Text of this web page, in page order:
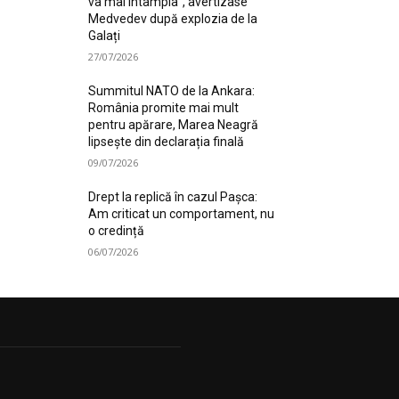
Medvedev după explozia de la
Galați
27/07/2026
Summitul NATO de la Ankara:
România promite mai mult
pentru apărare, Marea Neagră
lipsește din declarația finală
09/07/2026
Drept la replică în cazul Pașca:
Am criticat un comportament, nu
o credință
06/07/2026